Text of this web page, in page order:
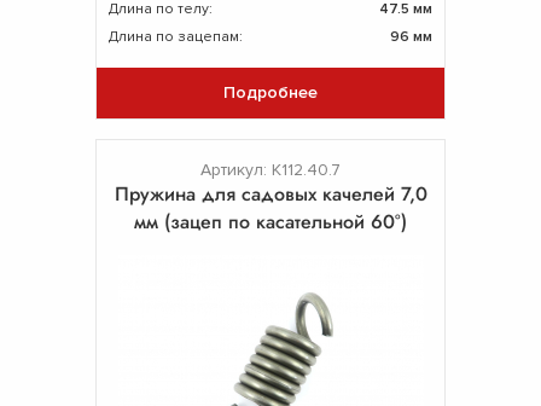
Длина по телу:
47.5 мм
Длина по зацепам:
96 мм
Подробнее
Артикул: К112.40.7
Пружина для садовых качелей 7,0
мм (зацеп по касательной 60°)